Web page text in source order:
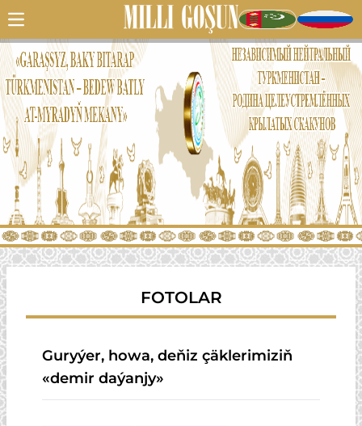
FOTOLAR
Guryýer, howa, deňiz çäklerimiziň
«demir daýanjy»